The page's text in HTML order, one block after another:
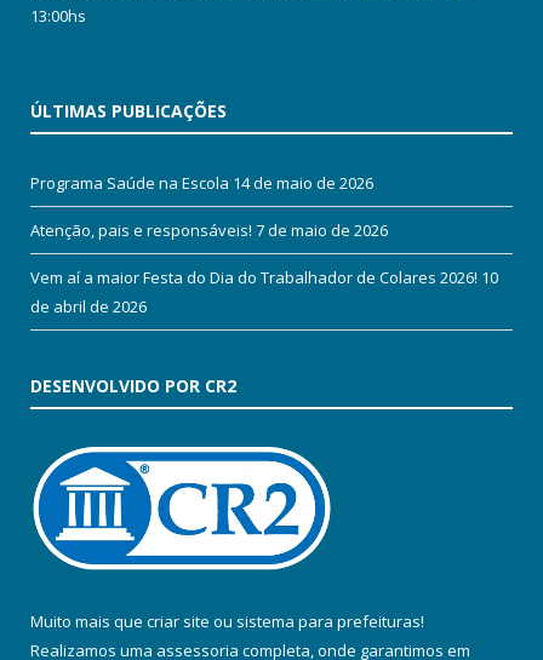
13:00hs
ÚLTIMAS PUBLICAÇÕES
Programa Saúde na Escola 14 de maio de 2026
Atenção, pais e responsáveis! 7 de maio de 2026
Vem aí a maior Festa do Dia do Trabalhador de Colares 2026! 10
de abril de 2026
DESENVOLVIDO POR CR2
Muito mais que criar site ou sistema para prefeituras!
Realizamos uma assessoria completa, onde garantimos em